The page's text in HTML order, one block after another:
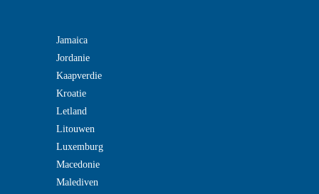
Jamaica
Jordanie
Kaapverdie
Kroatie
Letland
Litouwen
Luxemburg
Macedonie
Malediven